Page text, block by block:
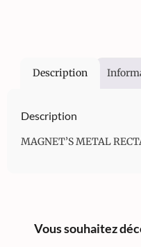
Description
Description
MAGNET’S METAL
Vous souhaitez